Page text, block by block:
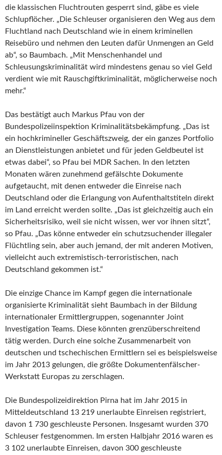
die klassischen Fluchtrouten gesperrt sind, gäbe es viele
Schlupflöcher. „Die Schleuser organisieren den Weg aus dem
Fluchtland nach Deutschland wie in einem kriminellen
Reisebüro und nehmen den Leuten dafür Unmengen an Geld
ab“, so Baumbach. „Mit Menschenhandel und
Schleusungskriminalität wird mindestens genau so viel Geld
verdient wie mit Rauschgiftkriminalität, möglicherweise noch
mehr.“
Das bestätigt auch Markus Pfau von der
Bundespolizeiinspektion Kriminalitätsbekämpfung. „Das ist
ein hochkrimineller Geschäftszweig, der ein ganzes Portfolio
an Dienstleistungen anbietet und für jeden Geldbeutel ist
etwas dabei“, so Pfau bei MDR Sachen. In den letzten
Monaten wären zunehmend gefälschte Dokumente
aufgetaucht, mit denen entweder die Einreise nach
Deutschland oder die Erlangung von Aufenthaltstiteln direkt
im Land erreicht werden sollte. „Das ist gleichzeitig auch ein
Sicherheitsrisiko, weil sie nicht wissen, wer vor ihnen sitzt“,
so Pfau. „Das könne entweder ein schutzsuchender illegaler
Flüchtling sein, aber auch jemand, der mit anderen Motiven,
vielleicht auch extremistisch-terroristischen, nach
Deutschland gekommen ist.“
Die einzige Chance im Kampf gegen die internationale
organisierte Kriminalität sieht Baumbach in der Bildung
internationaler Ermittlergruppen, sogenannter Joint
Investigation Teams. Diese könnten grenzüberschreitend
tätig werden. Durch eine solche Zusammenarbeit von
deutschen und tschechischen Ermittlern sei es beispielsweise
im Jahr 2013 gelungen, die größte Dokumentenfälscher-
Werkstatt Europas zu zerschlagen.
Die Bundespolizeidirektion Pirna hat im Jahr 2015 in
Mitteldeutschland 13 219 unerlaubte Einreisen registriert,
davon 1 730 geschleuste Personen. Insgesamt wurden 370
Schleuser festgenommen. Im ersten Halbjahr 2016 waren es
3 102 unerlaubte Einreisen, davon 300 geschleuste